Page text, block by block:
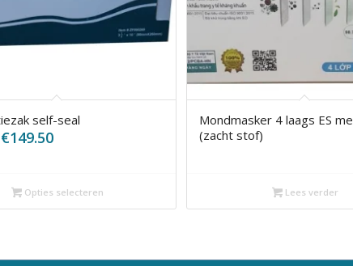
self-seal
€149.50Prijsklasse:
€149.50
Opties selecteren
Mondmasker 4 laags ES
(zacht stof)
Lees verder